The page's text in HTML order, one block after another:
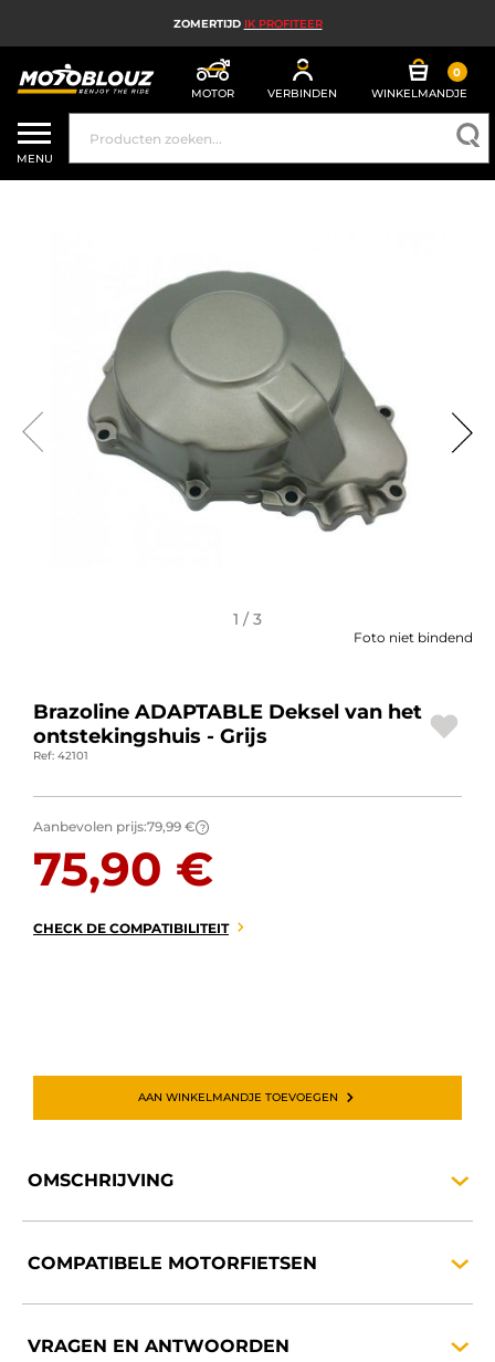
ZOMERTIJD IK PROFITEER
MOTOR VERBINDEN
0
WINKELMANDJE
MOTORHELM
MOTORUITRUSTING HEREN
MX, ENDURO EN TRAIL
HIGH TECH MOTORFIETS
MOTORAIRBAG
MOTORONDERDELEN EN GEREEDSCHAP
MOTORACCESSOIRES
BAGAGE
AANBIEDINGEN EN GOEDE DEALS
NL | EUR € — WIJZIGEN
MERKEN
MENU
1 / 3
Foto niet bindend
Brazoline ADAPTABLE Deksel van het
ontstekingshuis - Grijs
Ref: 42101
Aanbevolen prijs:79,99 € ?
75,90 €
CHECK DE COMPATIBILITEIT
AAN WINKELMANDJE TOEVOEGEN
OMSCHRIJVING
COMPATIBELE MOTORFIETSEN
VRAGEN EN ANTWOORDEN